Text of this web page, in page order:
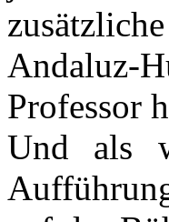
Andaluz-
Professor
Und als